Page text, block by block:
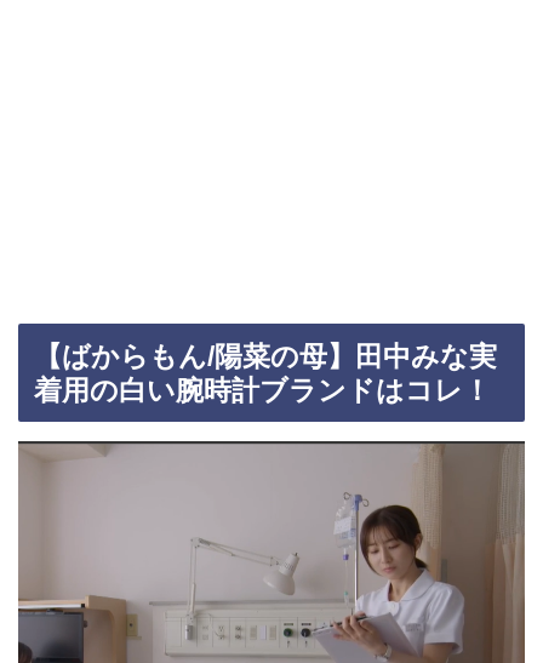
【ばからもん/陽菜の母】田中みな実
着用の白い腕時計ブランドはコレ！